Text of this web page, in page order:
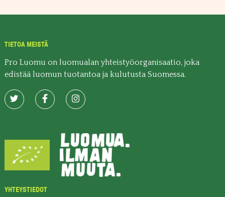
TIETOA MEISTÄ
Pro Luomu on luomualan yhteistyöorganisaatio, joka
edistää luomun tuotantoa ja kulutusta Suomessa.
YHTEYSTIEDOT